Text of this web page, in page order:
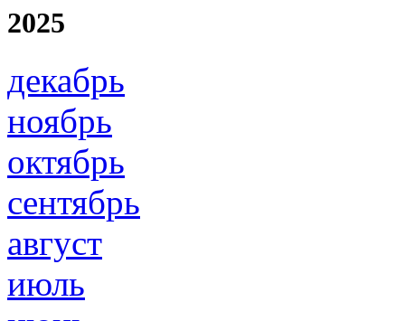
2025
декабрь
ноябрь
октябрь
сентябрь
август
июль